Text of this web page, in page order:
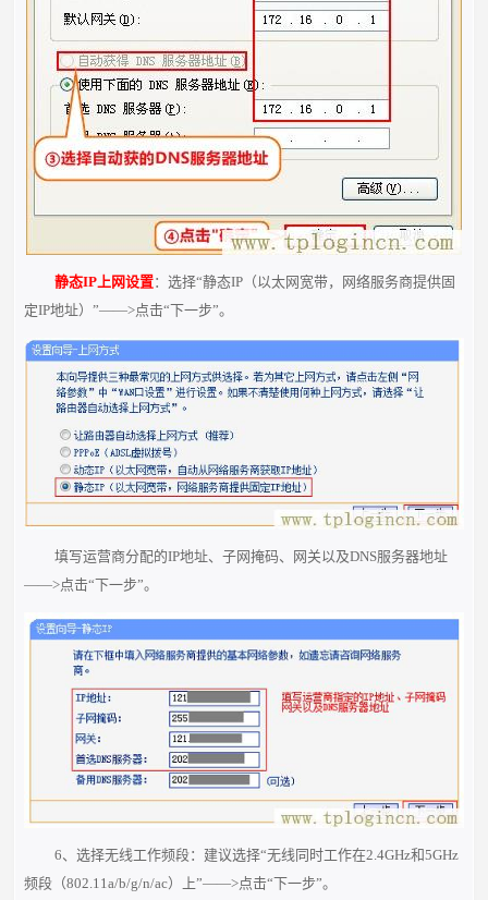
静态IP上网设置：选择“静态IP（以太网宽带，网络服务商提供固
定IP地址）”——>点击“下一步”。
填写运营商分配的IP地址、子网掩码、网关以及DNS服务器地址
——>点击“下一步”。
6、选择无线工作频段：建议选择“无线同时工作在2.4GHz和5GHz
频段（802.11a/b/g/n/ac）上”——>点击“下一步”。